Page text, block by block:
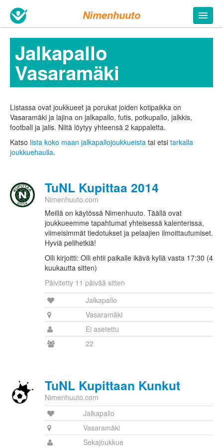
Nimenhuuto
Jalkapallo
Vasaramäki
Listassa ovat joukkueet ja porukat joiden kotipaikka on
Vasaramäki ja lajina on jalkapallo, futis, potkupallo, jalkkis,
football ja jalis. Niitä löytyy yhteensä 2 kappaletta.
Katso lista koko maan jalkapallojoukkueista tai etsi tarkalla
joukkuehaulla.
TuNL Kupittaa 2014
Nimenhuuto.com
Meillä on käytössä Nimenhuuto. Täällä ovat
joukkueemme tapahtumat yhteisessä kalenterissa,
viimeisimmät tiedotukset ja pelaajien ilmoittautumiset.
Hyviä pelihetkiä!
Olli kirjoitti: Olli ehtii paikalle ikävä kyllä vasta 17:30 (4
kuukautta sitten)
Päivitetty 11 päivää sitten
Jalkapallo
Vasaramäki
Ei asetettu
22
TuNL Kupittaan Kunkut
Nimenhuuto.com
Jalkapallo
Vasaramäki
Sekajoukkue